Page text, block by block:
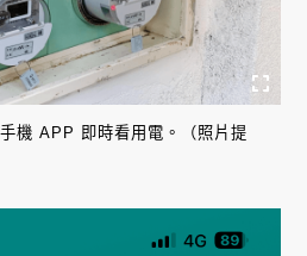
機 APP 即時看用電。（照片提